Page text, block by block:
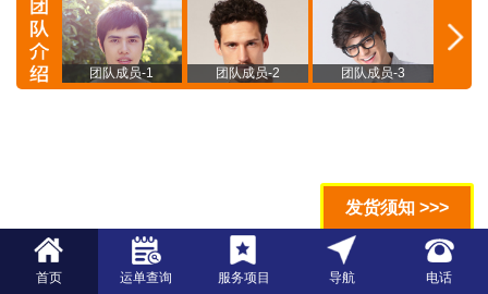
团队成员-1 团队成员-2 团队成员-3
发货须知 >>>
首页 运单查询 服务项目 导航 电话